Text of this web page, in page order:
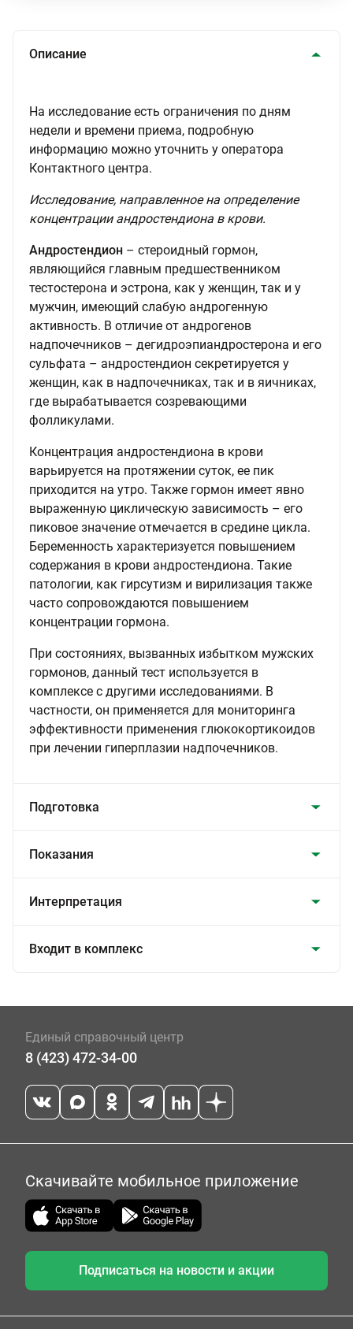
Описание
На исследование есть ограничения по дням
недели и времени приема, подробную
информацию можно уточнить у оператора
Контактного центра.
Исследование, направленное на определение
концентрации андростендиона в крови.
Андростендион – стероидный гормон,
являющийся главным предшественником
тестостерона и эстрона, как у женщин, так и у
мужчин, имеющий слабую андрогенную
активность. В отличие от андрогенов
надпочечников – дегидроэпиандростерона и его
сульфата – андростендион секретируется у
женщин, как в надпочечниках, так и в яичниках,
где вырабатывается созревающими
фолликулами.
Концентрация андростендиона в крови
варьируется на протяжении суток, ее пик
приходится на утро. Также гормон имеет явно
выраженную циклическую зависимость – его
пиковое значение отмечается в средине цикла.
Беременность характеризуется повышением
содержания в крови андростендиона. Такие
патологии, как гирсутизм и вирилизация также
часто сопровождаются повышением
концентрации гормона.
При состояниях, вызванных избытком мужских
гормонов, данный тест используется в
комплексе с другими исследованиями. В
частности, он применяется для мониторинга
эффективности применения глюкокортикоидов
при лечении гиперплазии надпочечников.
Подготовка
Показания
Интерпретация
Входит в комплекс
Единый справочный центр
8 (423) 472-34-00
Скачивайте мобильное приложение
Подписаться на новости и акции